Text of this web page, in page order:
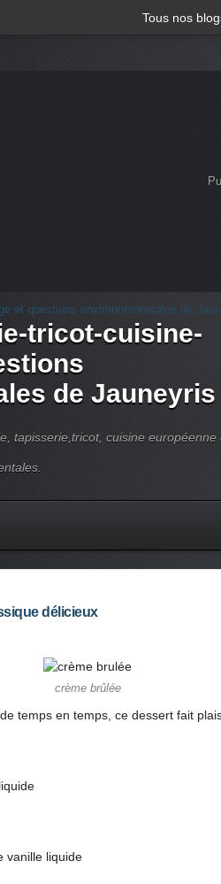
Tous nos
tricot-cuisine-
de Jauneyris
tapisserie,tricot, cuisine européenne
délicieux
crème brûlée
temps en temps, ce dessert fait
vanille liquide